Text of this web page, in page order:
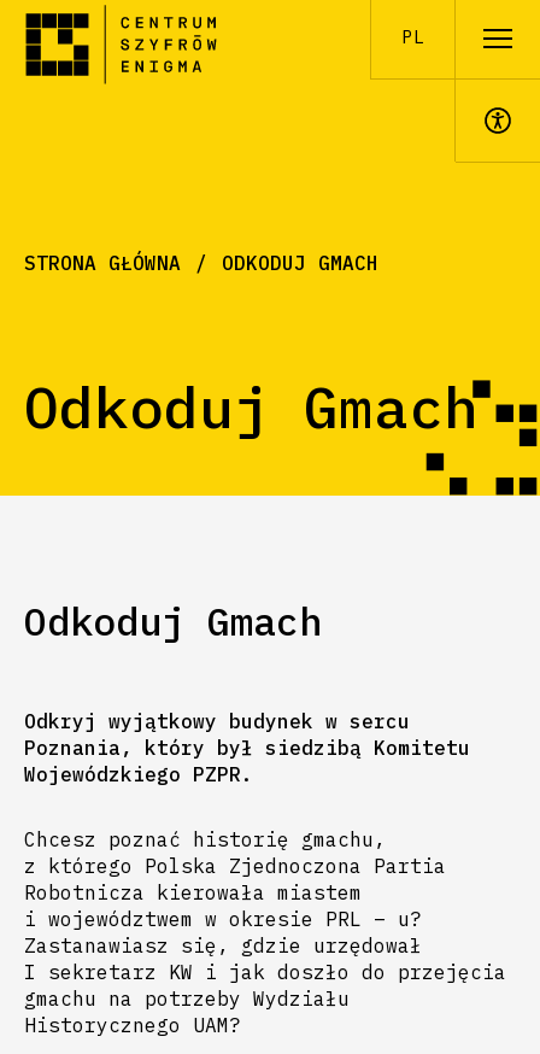
PL
STRONA GŁÓWNA ODKODUJ GMACH
Odkoduj Gmach
Odkoduj Gmach
Odkryj wyjątkowy budynek w sercu
Poznania, który był siedzibą Komitetu
Wojewódzkiego PZPR.
Chcesz poznać historię gmachu,
z którego Polska Zjednoczona Partia
Robotnicza kierowała miastem
i województwem w okresie PRL – u?
Zastanawiasz się, gdzie urzędował
I sekretarz KW i jak doszło do przejęcia
gmachu na potrzeby Wydziału
Historycznego UAM?